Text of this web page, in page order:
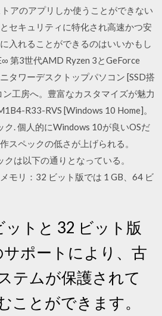
アのアプリしか使うことができない
セキュリティに特化され高速かつ安
入れることができるのはいいかもし
第3世代AMD Ryzen 3とGeForce
タワーデスクトップパソコン [SSD搭
工房へ。豊富なカスタマイズが魅力
R33-RVS [Windows 10 Home]。
. 個人的にWindows 10が良いOSだ
スペックの低さが上げられる。
は以下の通りとなっている。
モリ：32 ビット版では 1 GB、64 ビ
ットと 32 ビット版
ポートにより、古
テムが保護されて
ことができます。